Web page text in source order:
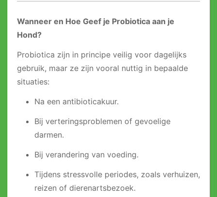
Wanneer en Hoe Geef je Probiotica aan je
Hond?
Probiotica zijn in principe veilig voor dagelijks
gebruik, maar ze zijn vooral nuttig in bepaalde
situaties:
Na een antibioticakuur.
Bij verteringsproblemen of gevoelige
darmen.
Bij verandering van voeding.
Tijdens stressvolle periodes, zoals verhuizen,
reizen of dierenartsbezoek.